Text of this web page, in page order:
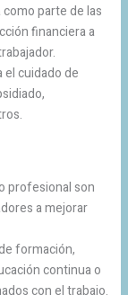
parte de las
financiera a
cuidado de
profesional son
a mejorar
formación,
continua o
con el trabajo.